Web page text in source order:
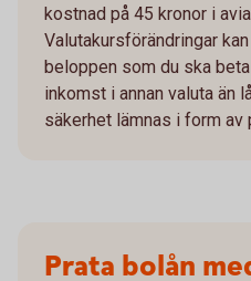
kostnad på 45 kronor i
Valutakursförändringar
beloppen som du ska
inkomst i annan valuta än
säkerhet lämnas i form av
Prata bolån